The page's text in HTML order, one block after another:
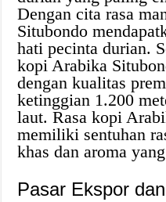
Dengan cita rasa
Situbondo
hati pecinta durian.
kopi Arabika
dengan kualitas
ketinggian 1.200
laut. Rasa kopi
memiliki sentuhan
khas dan aroma
Pasar Ekspor